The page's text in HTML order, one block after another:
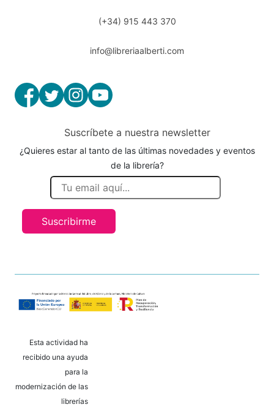
(+34) 915 443 370
info@libreriaalberti.com
Suscríbete a nuestra newsletter
¿Quieres estar al tanto de las últimas novedades y eventos
de la librería?
Suscribirme
Esta actividad ha
recibido una ayuda
para la
modernización de las
librerías